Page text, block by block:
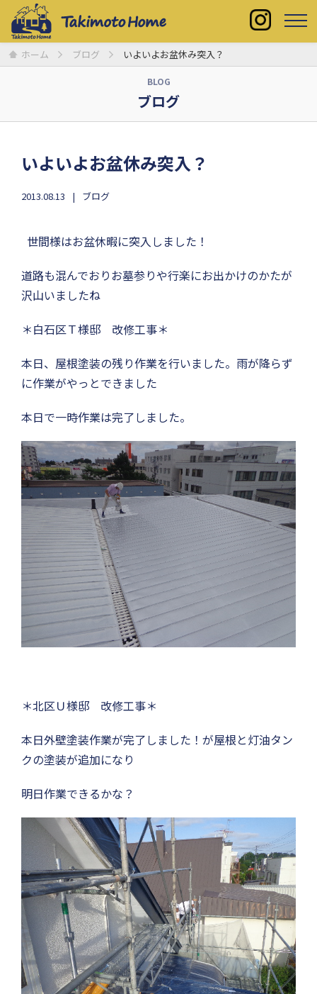
ホーム ブログ いよいよお盆休み突入？
BLOG
ブログ
いよいよお盆休み突入？
2013.08.13 ブログ
世間様はお盆休暇に突入しました！
道路も混んでおりお墓参りや行楽にお出かけのかたが
沢山いましたね
＊白石区Ｔ様邸 改修工事＊
本日、屋根塗装の残り作業を行いました。雨が降らず
に作業がやっとできました
本日で一時作業は完了しました。
＊北区Ｕ様邸 改修工事＊
本日外壁塗装作業が完了しました！が屋根と灯油タン
クの塗装が追加になり
明日作業できるかな？